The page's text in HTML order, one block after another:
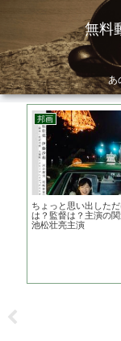
無料
あ
邦画
ちょっと思い出した
は？監督は？主演の関
池松壮亮主演